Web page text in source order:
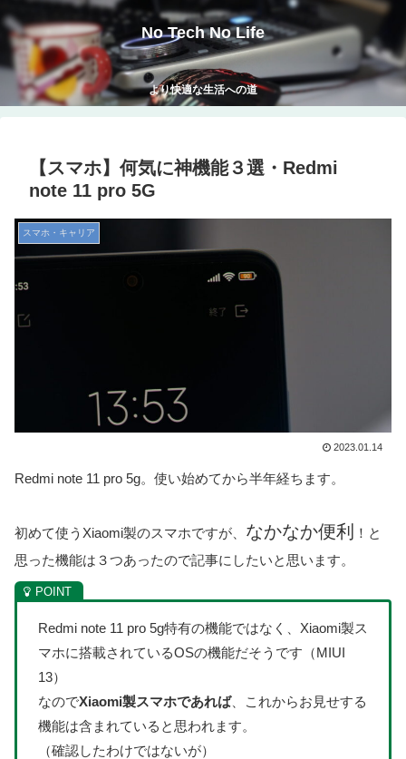
No Tech No Life
より快適な生活への道
【スマホ】何気に神機能３選・Redmi
note 11 pro 5G
スマホ・キャリア
2023.01.14
Redmi note 11 pro 5g。使い始めてから半年経ちます。
初めて使うXiaomi製のスマホですが、 なかなか便利
！と
思った機能は３つあったので記事にしたいと思います。
Redmi note 11 pro 5g特有の機能ではなく、Xiaomi製ス
マホに搭載されているOSの機能だそうです（MIUI
13）
なのでXiaomi製スマホであれば、これからお見せする
機能は含まれていると思われます。
（確認したわけではないが）